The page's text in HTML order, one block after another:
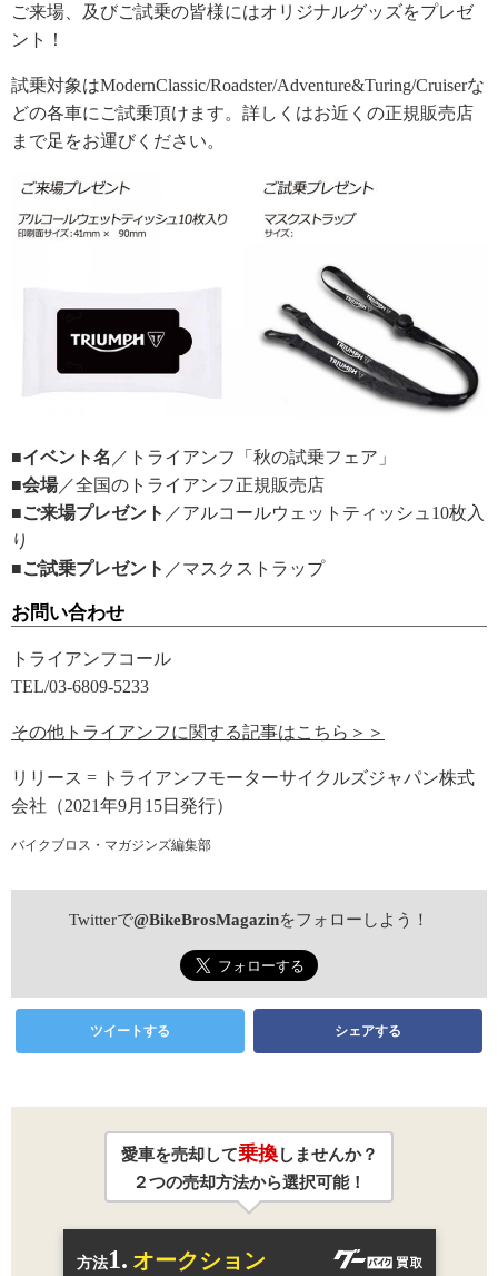
ご来場、及びご試乗の皆様にはオリジナルグッズをプレゼ
ント！
試乗対象はModernClassic/Roadster/Adventure&Turing/Cruiserな
どの各車にご試乗頂けます。詳しくはお近くの正規販売店
まで足をお運びください。
■イベント名 ／トライアンフ「秋の試乗フェア」
■会場／全国のトライアンフ正規販売店
■ご来場プレゼント ／アルコールウェットティッシュ10枚入
り
■ご試乗プレゼント ／マスクストラップ
お問い合わせ
トライアンフコール
TEL/03-6809-5233
その他トライアンフに関する記事はこちら＞＞
リリース = トライアンフモーターサイクルズジャパン株式
会社（2021年9月15日発行）
バイクブロス・マガジンズ編集部
Twitterで@BikeBrosMagazinをフォローしよう！
ツイートする シェアする
愛車を売却して乗換しませんか？
２つの売却方法から選択可能！
方法1. オークション